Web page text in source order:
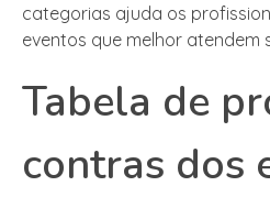
categorias ajuda os
eventos que melhor atendem
Tabela de
contras dos